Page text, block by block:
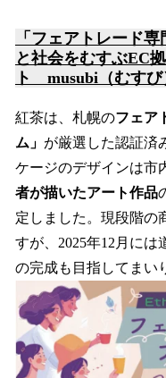
「フェアトレード
と社会をむすぶEC
ト musubi （むすび
紅茶は、札幌のフェア
ム」 が厳選した認証済
ケージのデザインは市
者が描いたアート作品
定しました。現段階の
すが、2025年12月に
の完成も目指してまい